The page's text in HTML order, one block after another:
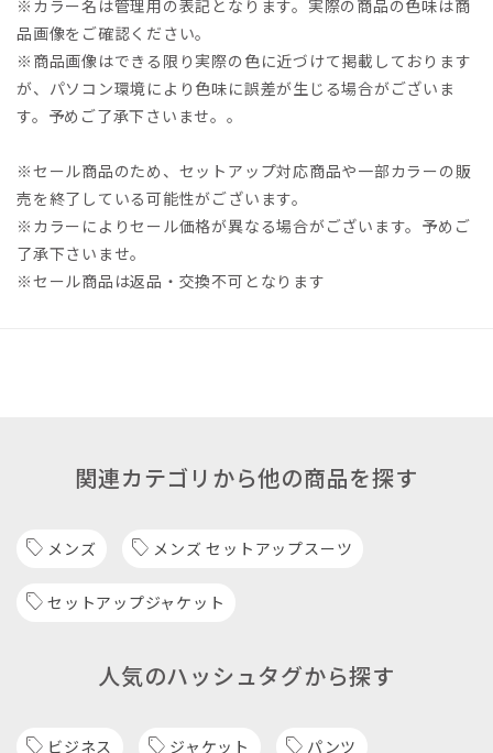
※カラー名は管理用の表記となります。実際の商品の色味は商
品画像をご確認ください。
※商品画像はできる限り実際の色に近づけて掲載しております
が、パソコン環境により色味に誤差が生じる場合がございま
す。予めご了承下さいませ。。
※セール商品のため、セットアップ対応商品や一部カラーの販
売を終了している可能性がございます。
※カラーによりセール価格が異なる場合がございます。予めご
了承下さいませ。
※セール商品は返品・交換不可となります
関連カテゴリから他の商品を探す
メンズ メンズ セットアップスーツ
セットアップジャケット
人気のハッシュタグから探す
ビジネス ジャケット パンツ